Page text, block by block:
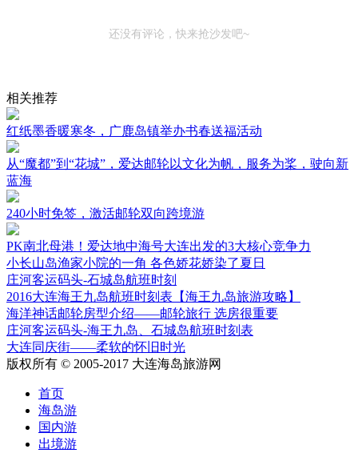
还没有评论，快来抢沙发吧~
相关推荐
红纸墨香暖寒冬，广鹿岛镇举办书春送福活动
从“魔都”到“花城”，爱达邮轮以文化为帆，服务为桨，驶向新
蓝海
240小时免签，激活邮轮双向跨境游
PK南北母港！爱达地中海号大连出发的3大核心竞争力
小长山岛渔家小院的一角 各色娇花娇染了夏日
庄河客运码头-石城岛航班时刻
2016大连海王九岛航班时刻表【海王九岛旅游攻略】
海洋神话邮轮房型介绍——邮轮旅行 选房很重要
庄河客运码头-海王九岛、石城岛航班时刻表
大连同庆街——柔软的怀旧时光
版权所有 © 2005-2017 大连海岛旅游网
首页
海岛游
国内游
出境游